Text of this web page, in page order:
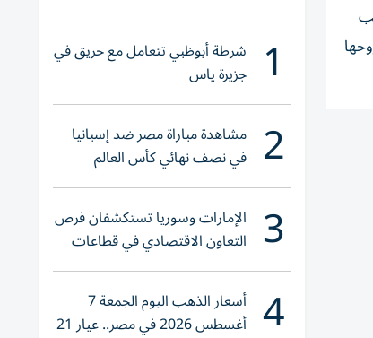
1 شرطة أبوظبي تتعامل مع حريق في
جزيرة ياس
2 مشاهدة مباراة مصر ضد إسبانيا
في نصف نهائي كأس العالم
لناشئات اليد 2026
3 الإمارات وسوريا تستكشفان فرص
التعاون الاقتصادي في قطاعات
حيوية
4 أسعار الذهب اليوم الجمعة 7
أغسطس 2026 في مصر.. عيار 21